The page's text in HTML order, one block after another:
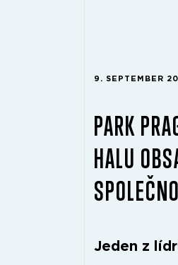
9. SEPTEMBER
PARK
HALU
Jeden z